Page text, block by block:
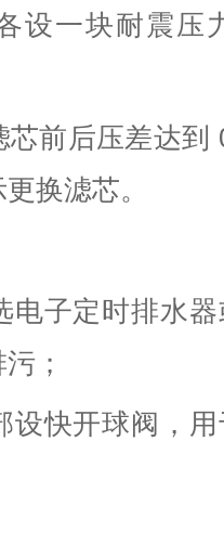
设一块耐震
芯前后压差达
换滤芯。
电子定时排水
；
设快开球阀，